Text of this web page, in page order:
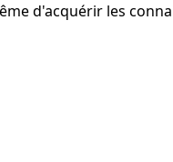
d'acquérir les